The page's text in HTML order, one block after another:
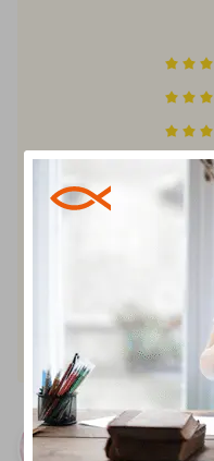
Lenka (14)
27. júna 2023